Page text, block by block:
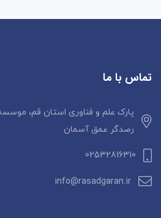
تماس با ما
پارک علم و فناوری استان قم،
رصدگر عمق آسمان
02532816310
info@rasadgaran.ir